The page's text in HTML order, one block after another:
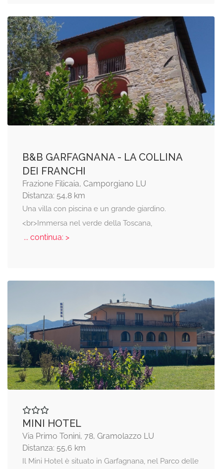
B&B GARFAGNANA - LA COLLINA
DEI FRANCHI
Frazione Filicaia, Camporgiano LU
Distanza: 54,8 km
Una villa con piscina e un grande giardino.
<br>Immersa nel verde della Toscana,
... continua: >
MINI HOTEL
Via Primo Tonini, 78, Gramolazzo LU
Distanza: 55,6 km
Il Mini Hotel è situato in Garfagnana, nel Parco delle